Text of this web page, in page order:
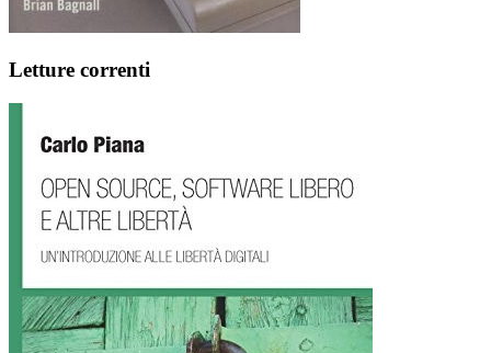
Letture correnti